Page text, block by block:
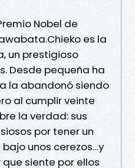
Nobel de
es la
un prestigioso
Desde pequeña ha
la abandonó siendo
al cumplir veinte
la verdad: sus
por tener un
unos cerezos…y
que siente por ellos